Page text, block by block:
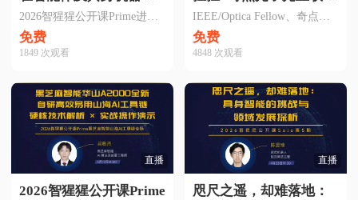
的应用
2026智猩猩公开课Prime进迭时空RISC-V AI CPU专场
免费
1849 次观看
开课
免费
4848 次观看
直播
2026智猩猩公开课Prime
直播
咫尺之遥，却难落地：